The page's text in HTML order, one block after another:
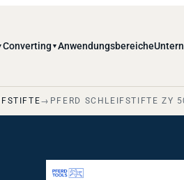
Converting Anwendungsbereiche
PFERD SCHLEIFSTIFTE ZY